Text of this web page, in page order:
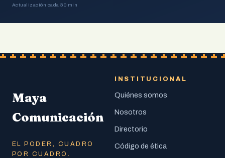
Actualización cada 30 min
Maya
Comunicación
EL PODER, CUADRO
POR CUADRO.
INSTITUCIONAL
Quiénes somos
Nosotros
Directorio
Código de ética